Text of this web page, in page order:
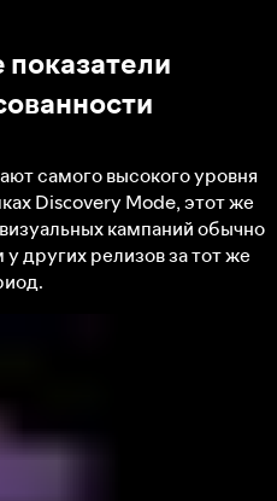
самого высокого уровня
Discovery Mode, этот же
кампаний обычно
других релизов за тот же